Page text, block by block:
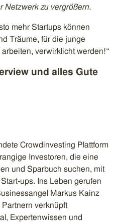
Netzwerk zu vergrößern.
mehr Startups können
Träume, für die junge
verwirklicht werden!“
und alles Gute
Crowdinvesting Plattform
Investoren, die eine
und Sparbuch suchen, mit
ups. Ins Leben gerufen
Markus Kainz
verknüpft
Expertenwissen und